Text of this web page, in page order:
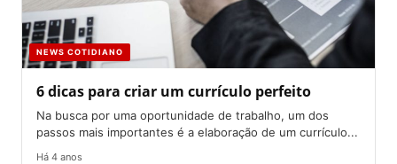
NEWS COTIDIANO
6 dicas para criar um currículo perfeito
Na busca por uma oportunidade de trabalho, um dos
passos mais importantes é a elaboração de um currículo...
Há 4 anos